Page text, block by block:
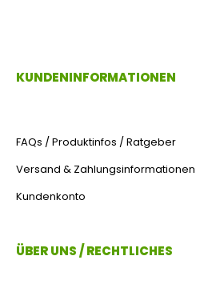
KUNDENINFORMATIONEN
FAQs / Produktinfos / Ratgeber
Versand & Zahlungsinformationen
Kundenkonto
ÜBER UNS / RECHTLICHES